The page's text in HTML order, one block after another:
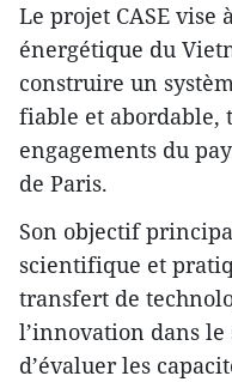
Le projet CASE
énergétique du
construire un
fiable et abordable,
engagements du
de Paris.
Son objectif
scientifique et
transfert de
l’innovation dans le
d’évaluer les